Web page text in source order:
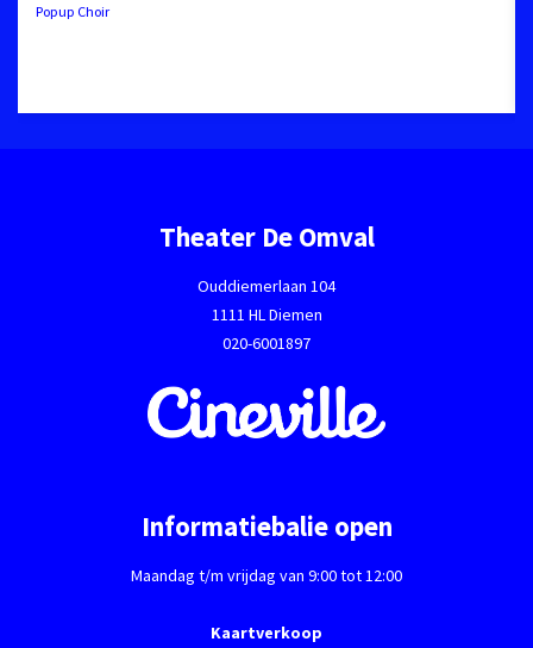
Popup Choir
Theater De Omval
Ouddiemerlaan 104
1111 HL Diemen
020-6001897
Informatiebalie open
Maandag t/m vrijdag van 9:00 tot 12:00
Kaartverkoop